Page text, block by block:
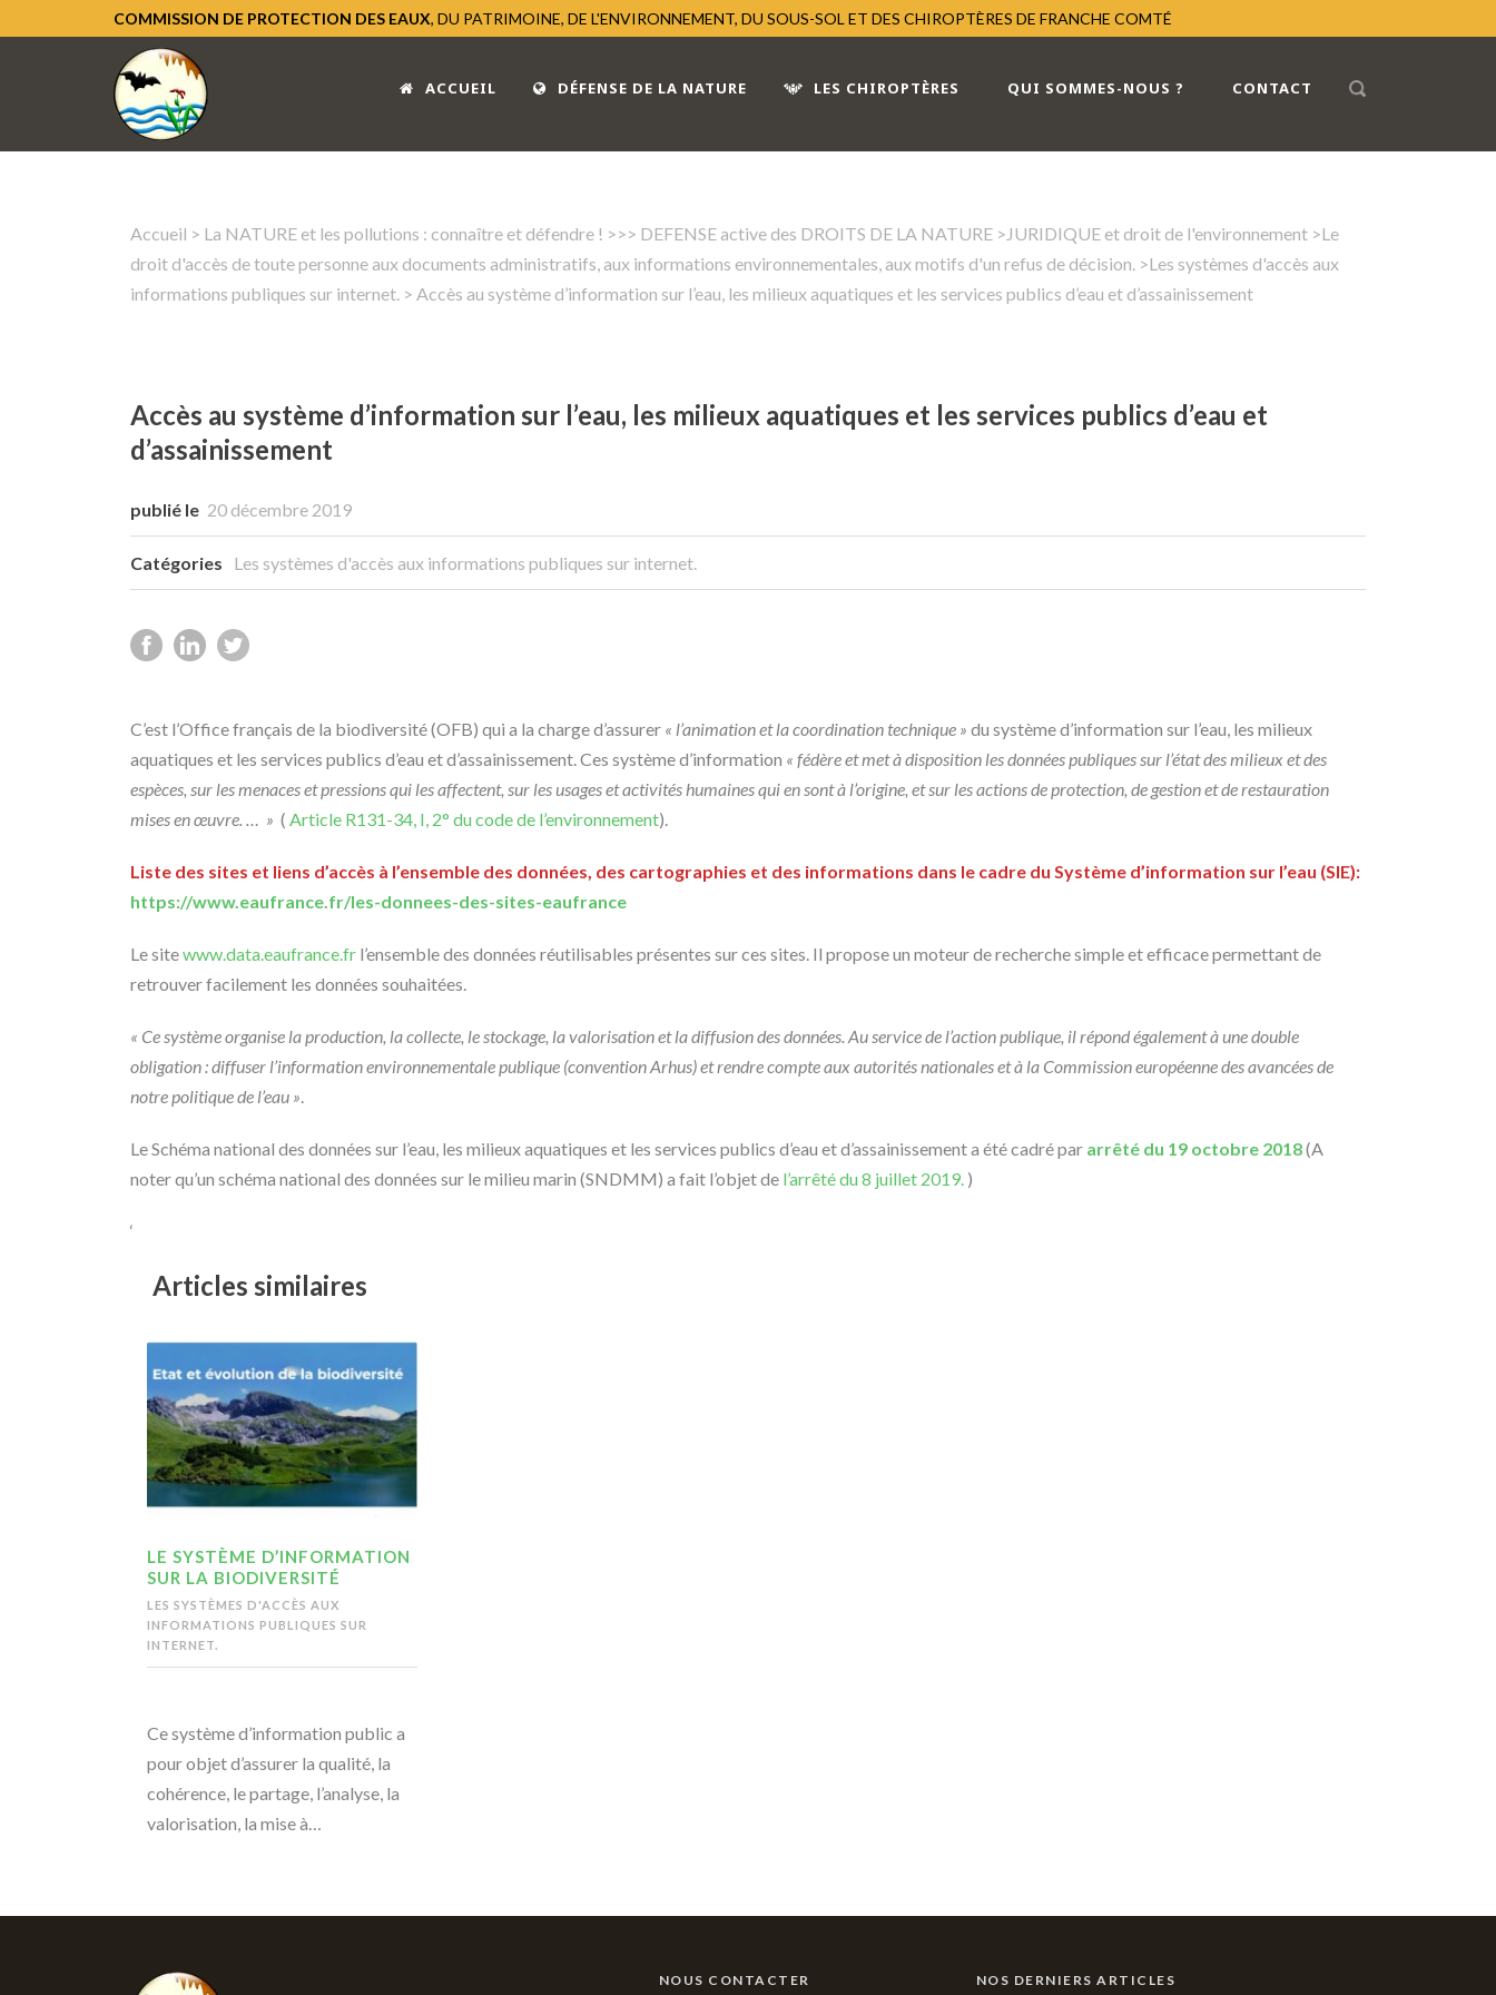
COMMISSION DE PROTECTION DES EAUX, DU PATRIMOINE, DE L'ENVIRONNEMENT, DU SOUS-SOL ET DES CHIROPTÈRES DE FRANCHE COMTÉ
ACCUEIL DÉFENSE DE LA NATURE LES CHIROPTÈRES QUI SOMMES-NOUS ? CONTACT
Accueil > La NATURE et les pollutions : connaître et défendre ! >>> DEFENSE active des DROITS DE LA NATURE >JURIDIQUE et droit de l'environnement >Le
droit d'accès de toute personne aux documents administratifs, aux informations environnementales, aux motifs d'un refus de décision. >Les systèmes d'accès aux
informations publiques sur internet. > Accès au système d’information sur l’eau, les milieux aquatiques et les services publics d’eau et d’assainissement
Accès au système d’information sur l’eau, les milieux aquatiques et les services publics d’eau et
d’assainissement
publié le 20 décembre 2019
Catégories Les systèmes d'accès aux informations publiques sur internet.
C’est l’Office français de la biodiversité (OFB) qui a la charge d’assurer « l’animation et la coordination technique » du système d’information sur l’eau, les milieux
aquatiques et les services publics d’eau et d’assainissement. Ces système d’information « fédère et met à disposition les données publiques sur l’état des milieux et des
espèces, sur les menaces et pressions qui les affectent, sur les usages et activités humaines qui en sont à l’origine, et sur les actions de protection, de gestion et de restauration
mises en œuvre. … » ( Article R131-34, I, 2° du code de l’environnement).
Liste des sites et liens d’accès à l’ensemble des données, des cartographies et des informations dans le cadre du Système d’information sur l’eau (SIE):
https://www.eaufrance.fr/les-donnees-des-sites-eaufrance
Le sitewww.data.eaufrance.fr l’ensemble des données réutilisables présentes sur ces sites. Il propose un moteur de recherche simple et efficace permettant de
retrouver facilement les données souhaitées.
« Ce système organise la production, la collecte, le stockage, la valorisation et la diffusion des données. Au service de l’action publique, il répond également à une double
obligation : diffuser l’information environnementale publique (convention Arhus) et rendre compte aux autorités nationales et à la Commission européenne des avancées de
notre politique de l’eau ».
Le Schéma national des données sur l’eau, les milieux aquatiques et les services publics d’eau et d’assainissement a été cadré par arrêté du 19 octobre 2018(A
noter qu’un schéma national des données sur le milieu marin (SNDMM) a fait l’objet de l’arrêté du 8 juillet 2019. )
‘
Articles similaires
LE SYSTÈME D’INFORMATION
SUR LA BIODIVERSITÉ
LES SYSTÈMES D'ACCÈS AUX
INFORMATIONS PUBLIQUES SUR
INTERNET.
Ce système d’information public a
pour objet d’assurer la qualité, la
cohérence, le partage, l’analyse, la
valorisation, la mise à…
NOUS CONTACTER NOS DERNIERS ARTICLES